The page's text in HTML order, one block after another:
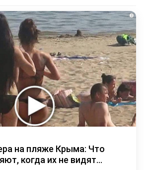
i
на пляже Крыма: Что
когда их не видят...